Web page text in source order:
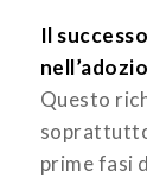
Il
Questo
prime fasi